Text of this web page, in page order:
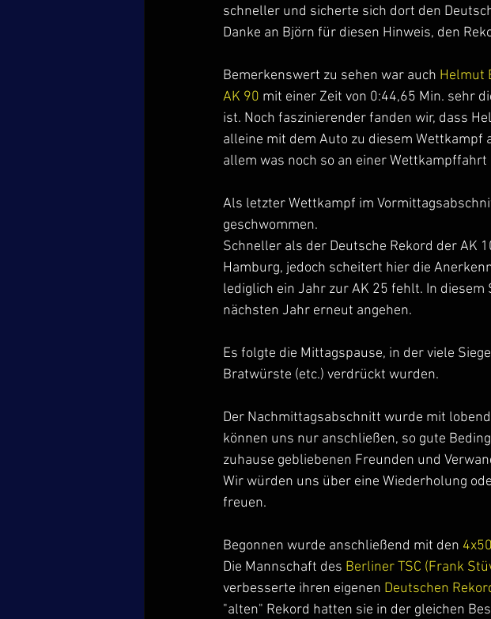
schneller und sicherte sich dort den
Danke an Björn für diesen Hinweis, den
Bemerkenswert zu sehen war auch Helmut
AK 90 mit einer Zeit von 0:44,65 Min. sehr
ist. Noch faszinierender fanden wir, dass
alleine mit dem Auto zu diesem
allem was noch so an einer Wettkampffahrt
Als letzter Wettkampf im
geschwommen.
Schneller als der Deutsche Rekord der AK
Hamburg, jedoch scheitert hier die
lediglich ein Jahr zur AK 25 fehlt. In diesem
nächsten Jahr erneut angehen.
Es folgte die Mittagspause, in der viele
Bratwürste (etc.) verdrückt wurden.
Der Nachmittagsabschnitt wurde mit
können uns nur anschließen, so gute
zuhause gebliebenen Freunden und
Wir würden uns über eine Wiederholung
freuen.
Begonnen wurde anschließend mit den
Die Mannschaft des Berliner TSC (Frank
verbesserte ihren eigenen Deutschen
"alten" Rekord hatten sie in der gleichen